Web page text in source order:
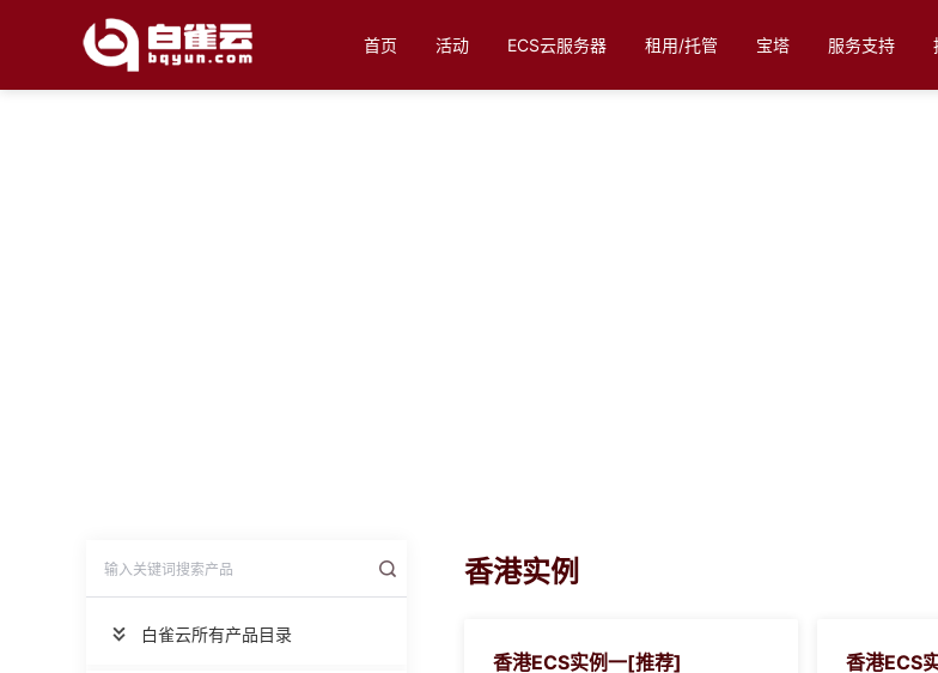
首页 活动 ECS云服务器 租用/托管 宝塔 服务支持
白雀云所有产品目录
香港实例
香港ECS实例一[推荐] 香港ECS